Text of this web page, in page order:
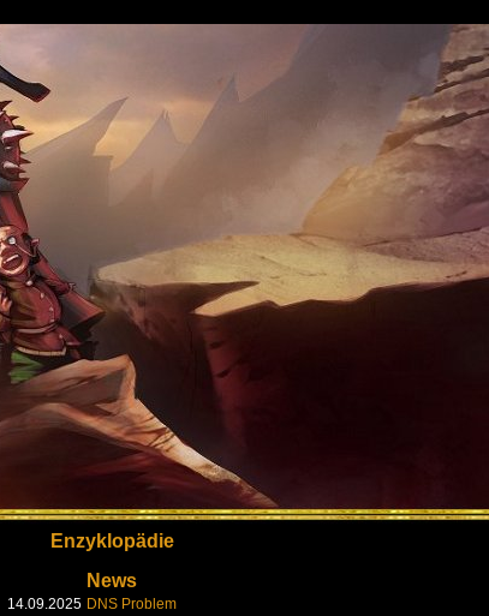
Enzyklopädie
News
14.09.2025 DNS Problem